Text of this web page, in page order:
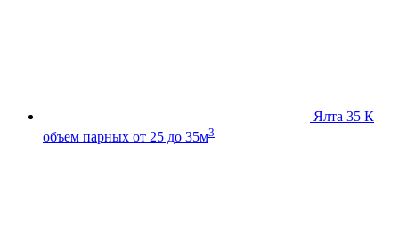
Ялта 35 К
объем парных от 25 до 35м3